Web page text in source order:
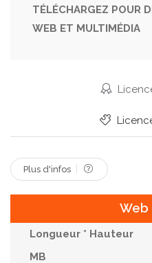
Profession Travail
Construit Occupé.
TÉLÉCHARGEZ POUR
WEB ET MULTIMÉDIA
Plus d'infos
Web